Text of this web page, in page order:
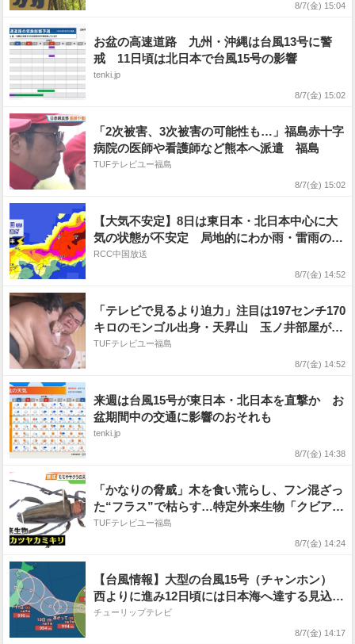
8/7(金) 15:04
お盆の高速道路 九州・沖縄は台風13号に警
戒 11日頃は北日本で台風15号の影響
tenki.jp
8/7(金) 15:02
「2次被害、3次被害の可能性も…」福島赤十字
病院の医師や看護師など熊本へ派遣 福島
TUFテレビユー福島
8/7(金) 15:02
【大気不安定】8日は東日本・北日本中心に大
気の状態が不安定 局地的にわか雨・雷雨の可
能性 落雷や突風 急な強雨に注意
RCC中国放送
8/7(金) 14:52
「テレビで見るより迫力」注目は197センチ170
キロのモンゴル出身・天昇山 玉ノ井部屋が夏
合宿 福島・相馬市
TUFテレビユー福島
8/7(金) 14:52
来週は台風15号が東日本・北日本を直撃か お
盆期間中の交通に影響のおそれも
tenki.jp
8/7(金) 14:38
「かなりの脅威」木を食い荒らし、フン混ざっ
た“フラス”で枯らす…特定外来生物「クビアカ
ツヤカミキリ」20都府県で確認
TUFテレビユー福島
8/7(金) 14:24
【台風情報】大型の台風15号（チャンホン）
西よりに進み12日頃には日本海へ達する見込み
【雨と風のシミュレーション】
チューリップテレビ
8/7(金) 14:17